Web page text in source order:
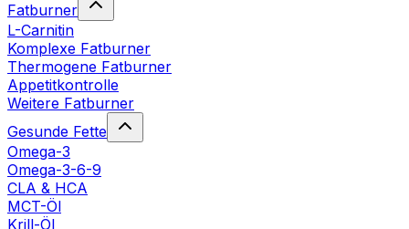
Fatburner
L-Carnitin
Komplexe Fatburner
Thermogene Fatburner
Appetitkontrolle
Weitere Fatburner
Gesunde Fette
Omega-3
Omega-3-6-9
CLA & HCA
MCT-Öl
Krill-Öl